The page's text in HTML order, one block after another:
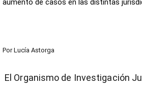
aumento de casos en las distintas
Por Lucía Astorga
El Organismo de Investigación